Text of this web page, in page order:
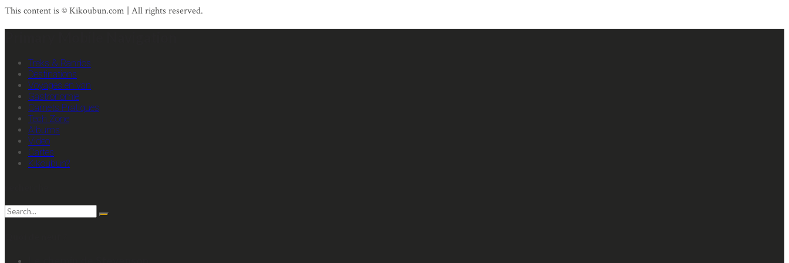
This content is © Kikoubun.com | All rights reserved.
Treks & Randos
Destinations
Voyages en van
Gastronomie
Carnets Pratiques
Tech Zone
Albums
Video
Cartes
Kikoubun?